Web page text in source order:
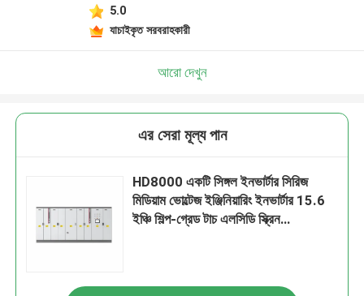
5.0
যাচাইকৃত সরবরাহকারী
আরো দেখুন
এর সেরা মূল্য পান
HD8000 একটি সিঙ্গল ইনভার্টার সিরিজ
মিডিয়াম ভোল্টেজ ইঞ্জিনিয়ারিং ইনভার্টার 15.6
ইঞ্চি শিল্প-গ্রেড টাচ এলসিডি স্ক্রিন